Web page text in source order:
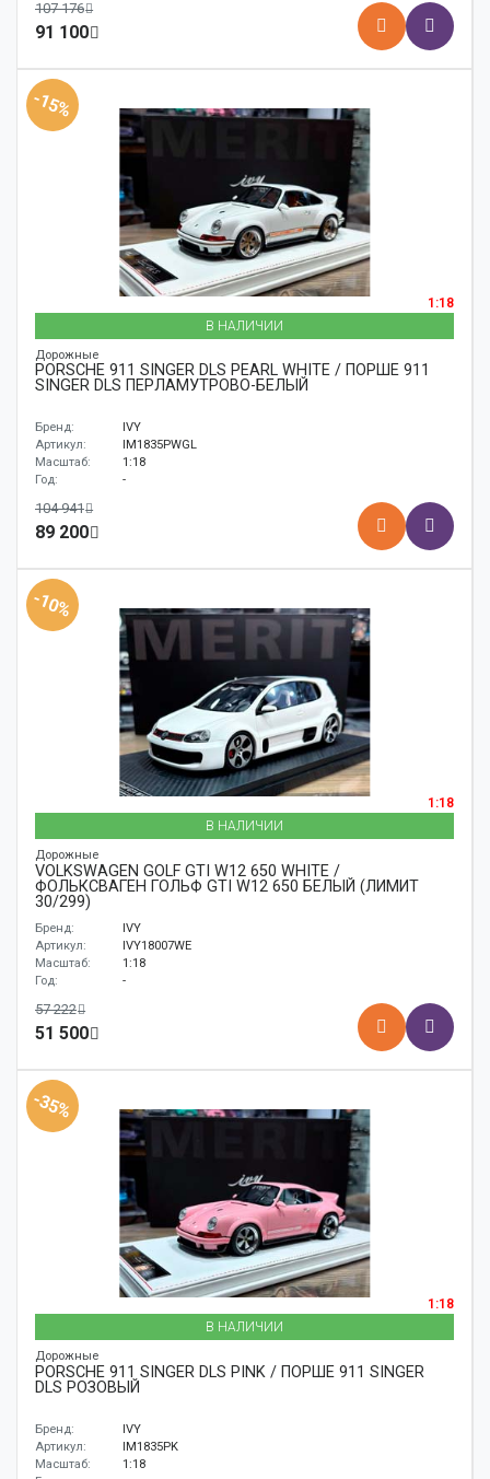
107 176
91 100
-15%
1:18
В НАЛИЧИИ
Дорожные
PORSCHE 911 SINGER DLS PEARL WHITE / ПОРШЕ 911
SINGER DLS ПЕРЛАМУТРОВО-БЕЛЫЙ
Бренд:
IVY
Артикул:
IM1835PWGL
Масштаб:
1:18
Год:
-
104 941
89 200
-10%
1:18
В НАЛИЧИИ
Дорожные
VOLKSWAGEN GOLF GTI W12 650 WHITE /
ФОЛЬКСВАГЕН ГОЛЬФ GTI W12 650 БЕЛЫЙ (ЛИМИТ
30/299)
Бренд:
IVY
Артикул:
IVY18007WE
Масштаб:
1:18
Год:
-
57 222
51 500
-35%
1:18
В НАЛИЧИИ
Дорожные
PORSCHE 911 SINGER DLS PINK / ПОРШЕ 911 SINGER
DLS РОЗОВЫЙ
Бренд:
IVY
Артикул:
IM1835PK
Масштаб:
1:18